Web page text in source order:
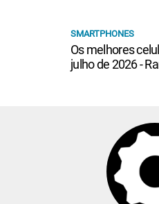
SMARTPHONES
Os melhores
julho de 2026 -